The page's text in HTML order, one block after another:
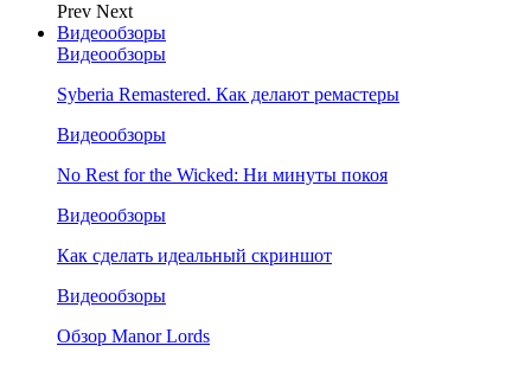
Prev Next
Видеообзоры
Видеообзоры
Syberia Remastered. Как делают ремастеры
Видеообзоры
No Rest for the Wicked: Ни минуты покоя
Видеообзоры
Как сделать идеальный скриншот
Видеообзоры
Обзор Manor Lords